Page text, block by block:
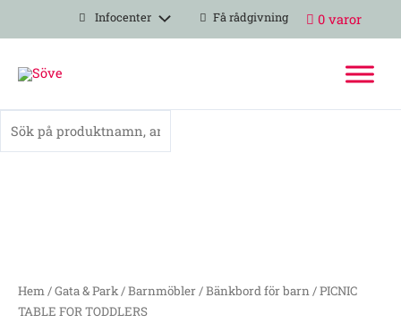
Infocenter Få rådgivning 0 varor
Hem/Gata & Park/Barnmöbler/Bänkbord för barn/ PICNIC
TABLE FOR TODDLERS